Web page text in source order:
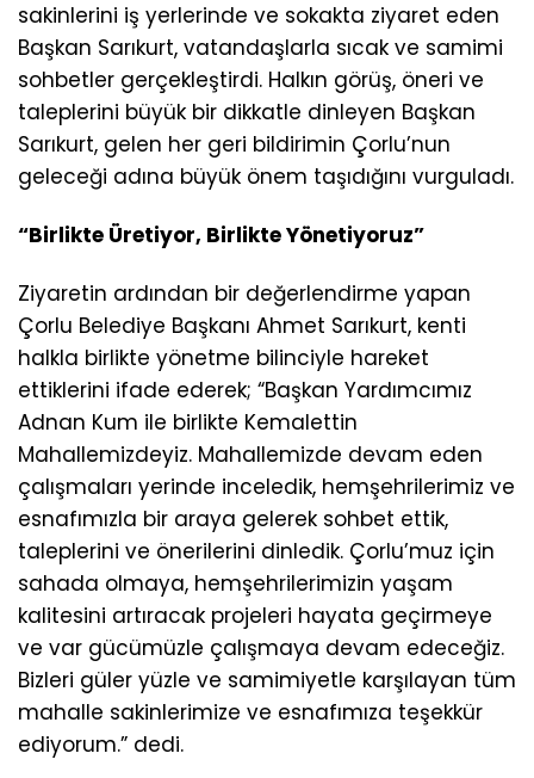
sakinlerini iş yerlerinde ve sokakta ziyaret eden
Başkan Sarıkurt, vatandaşlarla sıcak ve samimi
sohbetler gerçekleştirdi. Halkın görüş, öneri ve
taleplerini büyük bir dikkatle dinleyen Başkan
Sarıkurt, gelen her geri bildirimin Çorlu’nun
geleceği adına büyük önem taşıdığını vurguladı.
“Birlikte Üretiyor, Birlikte Yönetiyoruz”
Ziyaretin ardından bir değerlendirme yapan
Çorlu Belediye Başkanı Ahmet Sarıkurt, kenti
halkla birlikte yönetme bilinciyle hareket
ettiklerini ifade ederek; “Başkan Yardımcımız
Adnan Kum ile birlikte Kemalettin
Mahallemizdeyiz. Mahallemizde devam eden
çalışmaları yerinde inceledik, hemşehrilerimiz ve
esnafımızla bir araya gelerek sohbet ettik,
taleplerini ve önerilerini dinledik. Çorlu’muz için
sahada olmaya, hemşehrilerimizin yaşam
kalitesini artıracak projeleri hayata geçirmeye
ve var gücümüzle çalışmaya devam edeceğiz.
Bizleri güler yüzle ve samimiyetle karşılayan tüm
mahalle sakinlerimize ve esnafımıza teşekkür
ediyorum.” dedi.